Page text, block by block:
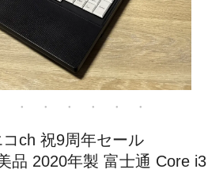
ch 祝9周年セール
2020年製 富士通 Core i3